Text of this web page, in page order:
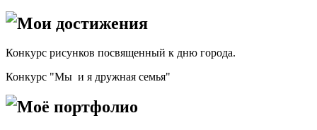
Мои достижения
Конкурс рисунков посвященный к дню города.
Конкурс "Мы и я дружная семья"
Моё портфолио